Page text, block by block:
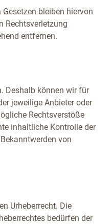
bleiben hiervon
Rechtsverletzung
entfernen.
Deshalb können wir für
jeweilige Anbieter oder
Rechtsverstöße
inhaltliche Kontrolle der
von
Urheberrecht. Die
bedürfen der